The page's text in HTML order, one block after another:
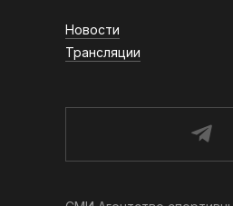
Новости
Трансляции